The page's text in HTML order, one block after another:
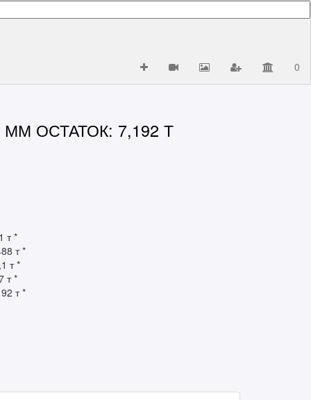
0
ОСТАТОК: 7,192 Т
т *
т *
т *
т *
т *